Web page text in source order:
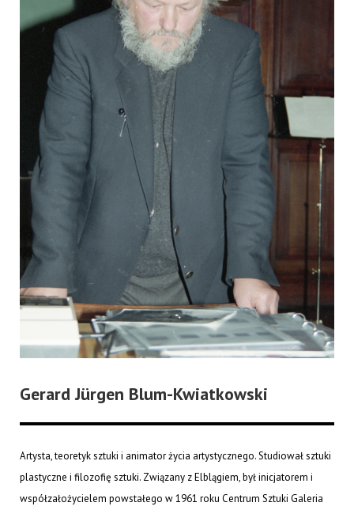
Gerard Jürgen Blum-Kwiatkowski
Artysta, teoretyk sztuki i animator życia artystycznego. Studiował sztuki
plastyczne i filozofię sztuki. Związany z Elblągiem, był inicjatorem i
współzałożycielem powstałego w 1961 roku Centrum Sztuki Galeria